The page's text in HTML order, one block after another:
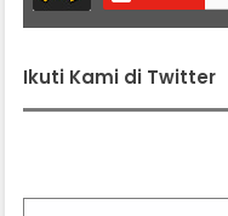
Ikuti Kami di Twitter